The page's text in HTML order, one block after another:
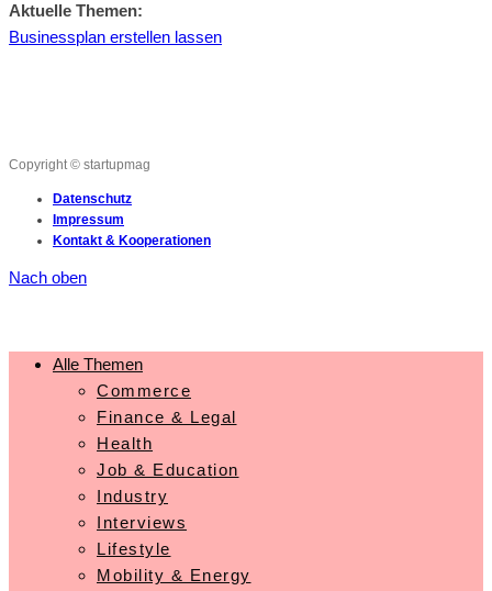
Aktuelle Themen:
Businessplan erstellen lassen
Copyright © startupmag
Datenschutz
Impressum
Kontakt & Kooperationen
Nach oben
Alle Themen
Commerce
Finance & Legal
Health
Job & Education
Industry
Interviews
Lifestyle
Mobility & Energy